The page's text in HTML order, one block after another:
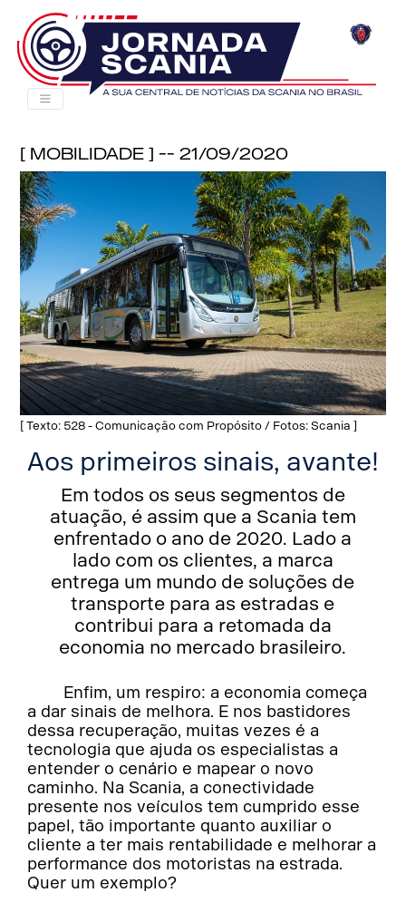
[ Mobilidade ] -- 21/09/2020
[ Texto: 528 - Comunicação com Propósito / Fotos: Scania ]
Aos primeiros sinais, avante!
Em todos os seus segmentos de
atuação, é assim que a Scania tem
enfrentado o ano de 2020. Lado a
lado com os clientes, a marca
entrega um mundo de soluções de
transporte para as estradas e
contribui para a retomada da
economia no mercado brasileiro.
Enfim, um respiro: a economia começa
a dar sinais de melhora. E nos bastidores
dessa recuperação, muitas vezes é a
tecnologia que ajuda os especialistas a
entender o cenário e mapear o novo
caminho. Na Scania, a conectividade
presente nos veículos tem cumprido esse
papel, tão importante quanto auxiliar o
cliente a ter mais rentabilidade e melhorar a
performance dos motoristas na estrada.
Quer um exemplo?